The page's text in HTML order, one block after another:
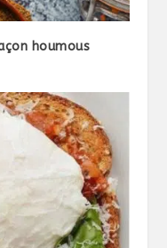
houmous